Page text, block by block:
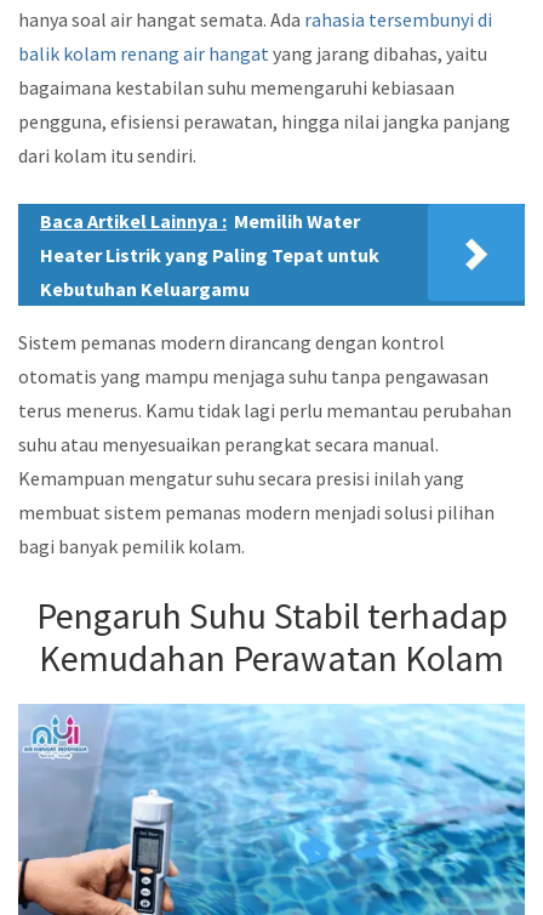
hanya soal air hangat semata. Ada rahasia tersembunyi di
balik kolam renang air hangat yang jarang dibahas, yaitu
bagaimana kestabilan suhu memengaruhi kebiasaan
pengguna, efisiensi perawatan, hingga nilai jangka panjang
dari kolam itu sendiri.
Baca Artikel Lainnya : Memilih Water
Heater Listrik yang Paling Tepat untuk
Kebutuhan Keluargamu
Sistem pemanas modern dirancang dengan kontrol
otomatis yang mampu menjaga suhu tanpa pengawasan
terus menerus. Kamu tidak lagi perlu memantau perubahan
suhu atau menyesuaikan perangkat secara manual.
Kemampuan mengatur suhu secara presisi inilah yang
membuat sistem pemanas modern menjadi solusi pilihan
bagi banyak pemilik kolam.
Pengaruh Suhu Stabil terhadap
Kemudahan Perawatan Kolam